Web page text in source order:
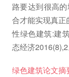
路要达到很高
合才能实现真
性绿色建筑:建
态经济2016(8),2
绿色建筑论文摘